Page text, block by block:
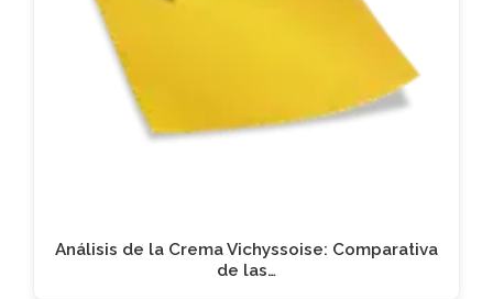
Análisis de la Crema Vichyssoise: Comparativa
de las…